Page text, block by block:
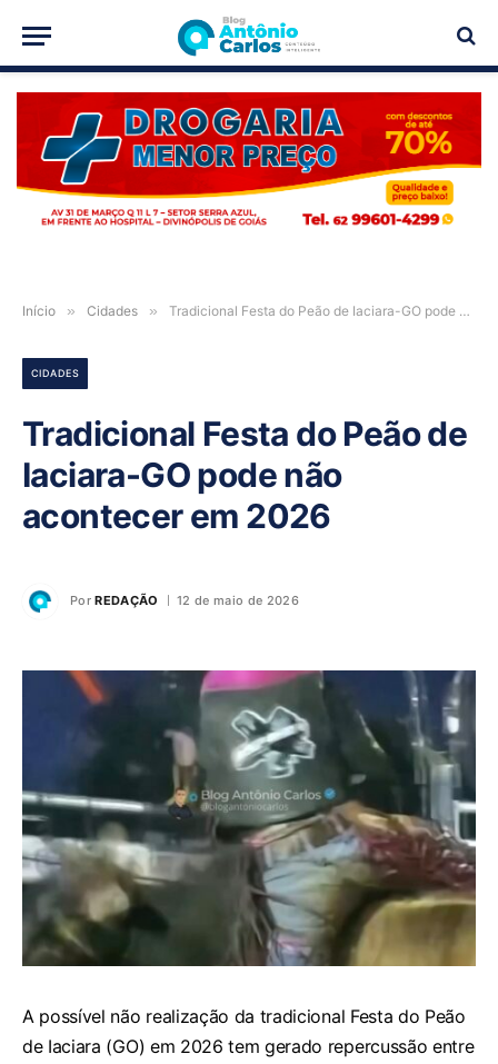
PUBLICIDADE
Início » Cidades » Tradicional Festa do Peão de Iaciara-GO pode não acontecer em 2026
CIDADES
Tradicional Festa do Peão de
Iaciara-GO pode não
acontecer em 2026
Por REDAÇÃO 12 de maio de 2026
A possível não realização da tradicional Festa do Peão
de Iaciara (GO) em 2026 tem gerado repercussão entre